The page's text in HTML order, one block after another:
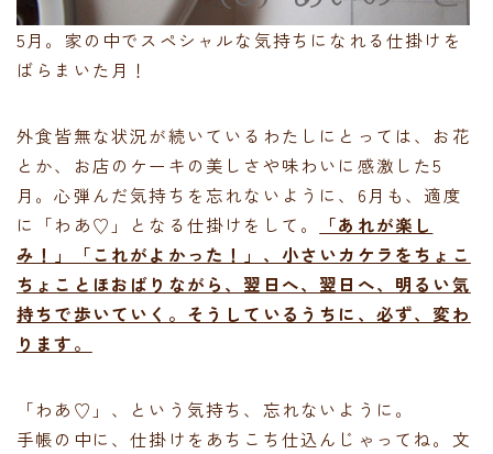
5月。家の中でスペシャルな気持ちになれる仕掛けを
ばらまいた月！
外食皆無な状況が続いているわたしにとっては、お花
とか、お店のケーキの美しさや味わいに感激した5
月。心弾んだ気持ちを忘れないように、6月も、適度
に「わあ♡」となる仕掛けをして。
「あれが楽し
み！」「これがよかった！」、小さいカケラをちょこ
ちょことほおばりながら、翌日へ、翌日へ、明るい気
持ちで歩いていく。そうしているうちに、必ず、変わ
ります。
「わあ♡」、という気持ち、忘れないように。
手帳の中に、仕掛けをあちこち仕込んじゃってね。文